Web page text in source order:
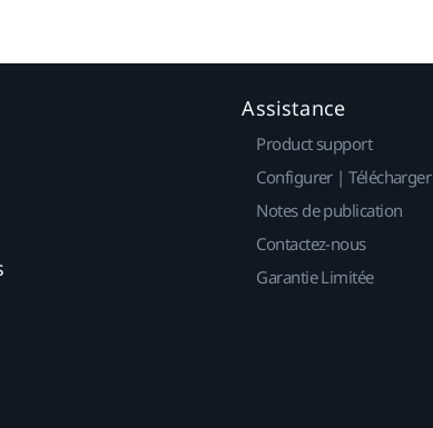
Assistance
Product support
Configurer | Télécharger
Notes de publication
Contactez-nous
Garantie Limitée